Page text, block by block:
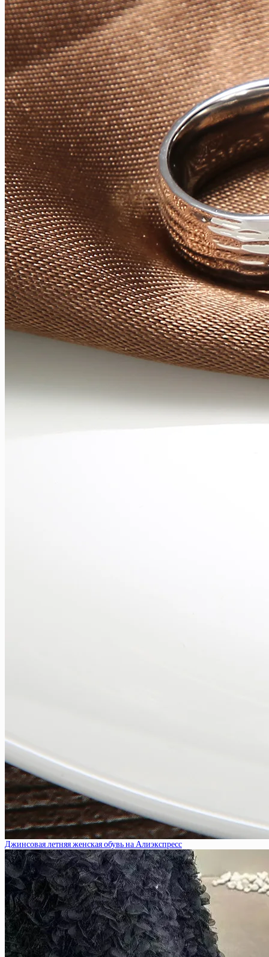
Джинсовая летняя женская обувь на Алиэкспресс